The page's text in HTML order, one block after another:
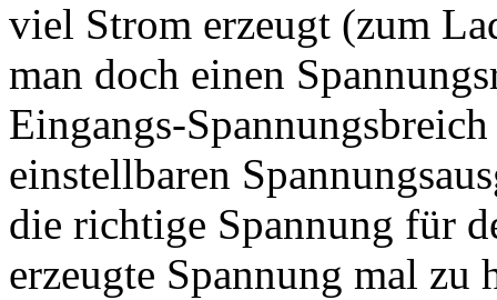
viel Strom erzeugt (zum
man doch einen
Eingangs-
einstellbaren
die richtige Spannung für
erzeugte Spannung mal zu